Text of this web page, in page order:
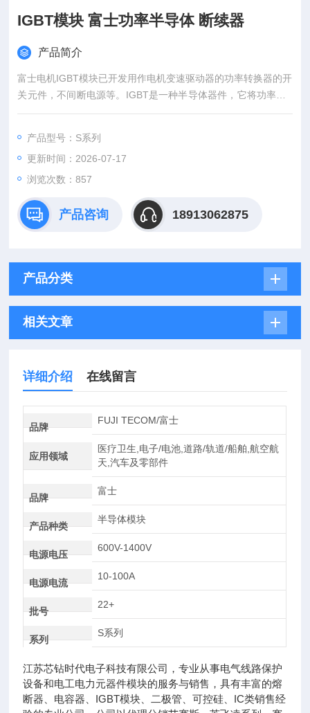
IGBT模块 富士功率半导体 断续器
产品简介
富士电机IGBT模块已开发用作电机变速驱动器的功率转换器的开
关元件，不间断电源等。IGBT是一种半导体器件，它将功率MO
SFET的高速开关性能与双极晶体管的高电压/高电流处理能力相
产品型号：S系列
更新时间：2026-07-17
浏览次数：857
产品咨询 18913062875
产品分类
相关文章
详细介绍 在线留言
品牌
FUJI TECOM/富士
应用领域
医疗卫生,电子/电池,道路/轨道/船舶,航空航
天,汽车及零部件
品牌
富士
产品种类
半导体模块
电源电压
600V-1400V
电源电流
10-100A
批号
22+
系列
S系列
江苏芯钻时代电子科技有限公司，专业从事电气线路保护
设备和电工电力元器件模块的服务与销售，具有丰富的熔
断器、电容器、IGBT模块、二极管、可控硅、IC类销售经